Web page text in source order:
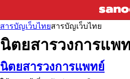
สารบัญเว็บไทยสารบัญเว็บไทย
นิตยสารวงการแพ
นิตยสารวงการแพทย์